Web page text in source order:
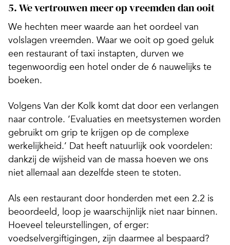
5. We vertrouwen meer op vreemden dan ooit
We hechten meer waarde aan het oordeel van
volslagen vreemden. Waar we ooit op goed geluk
een restaurant of taxi instapten, durven we
tegenwoordig een hotel onder de 6 nauwelijks te
boeken.
Volgens Van der Kolk komt dat door een verlangen
naar controle. ‘Evaluaties en meetsystemen worden
gebruikt om grip te krijgen op de complexe
werkelijkheid.’ Dat heeft natuurlijk ook voordelen:
dankzij de wijsheid van de massa hoeven we ons
niet allemaal aan dezelfde steen te stoten.
Als een restaurant door honderden met een 2.2 is
beoordeeld, loop je waarschijnlijk niet naar binnen.
Hoeveel teleurstellingen, of erger:
voedselvergiftigingen, zijn daarmee al bespaard?